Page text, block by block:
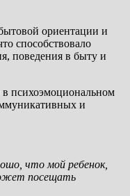
ориентации и
способствовало
поведения в быту и
психоэмоциональном
и
что мой ребенок,
посещать